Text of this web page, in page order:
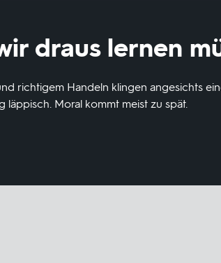
draus lernen
richtigem Handeln klingen angesichts
Moral kommt meist zu spät.